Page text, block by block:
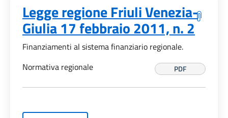
Legge regione Friuli Venezia-
Giulia 17 febbraio 2011, n. 2
Finanziamenti al sistema finanziario regionale.
Normativa regionale
PDF